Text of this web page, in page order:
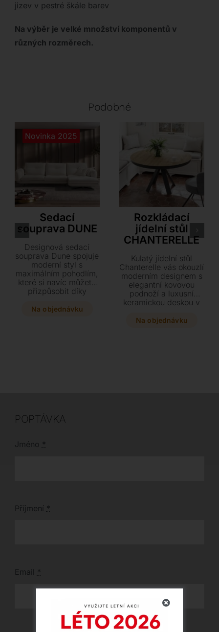
jizev v pestré škále barev
Na výběr je velké množství komponentů v
různých rozměrech.
Podobné
Novinka 2025
Sedací
souprava DUNE
Designová sedací
souprava Dune spojuje
moderní styl s
maximálním pohodlím,
které si navíc můžete
přizpůsobit díky
zad. Vyberte si z
Na objednávku
Rozkládací
jídelní stůl
CHANTERELLE
Kulatý jídelní stůl
Chanterelle vás okouzlí
moderním designem s
elegantní kovovou
podnoží a luxusní
keramickou deskou v
praktickému
Na objednávku
POPTÁVKA
Jméno *
Příjmení *
Email *